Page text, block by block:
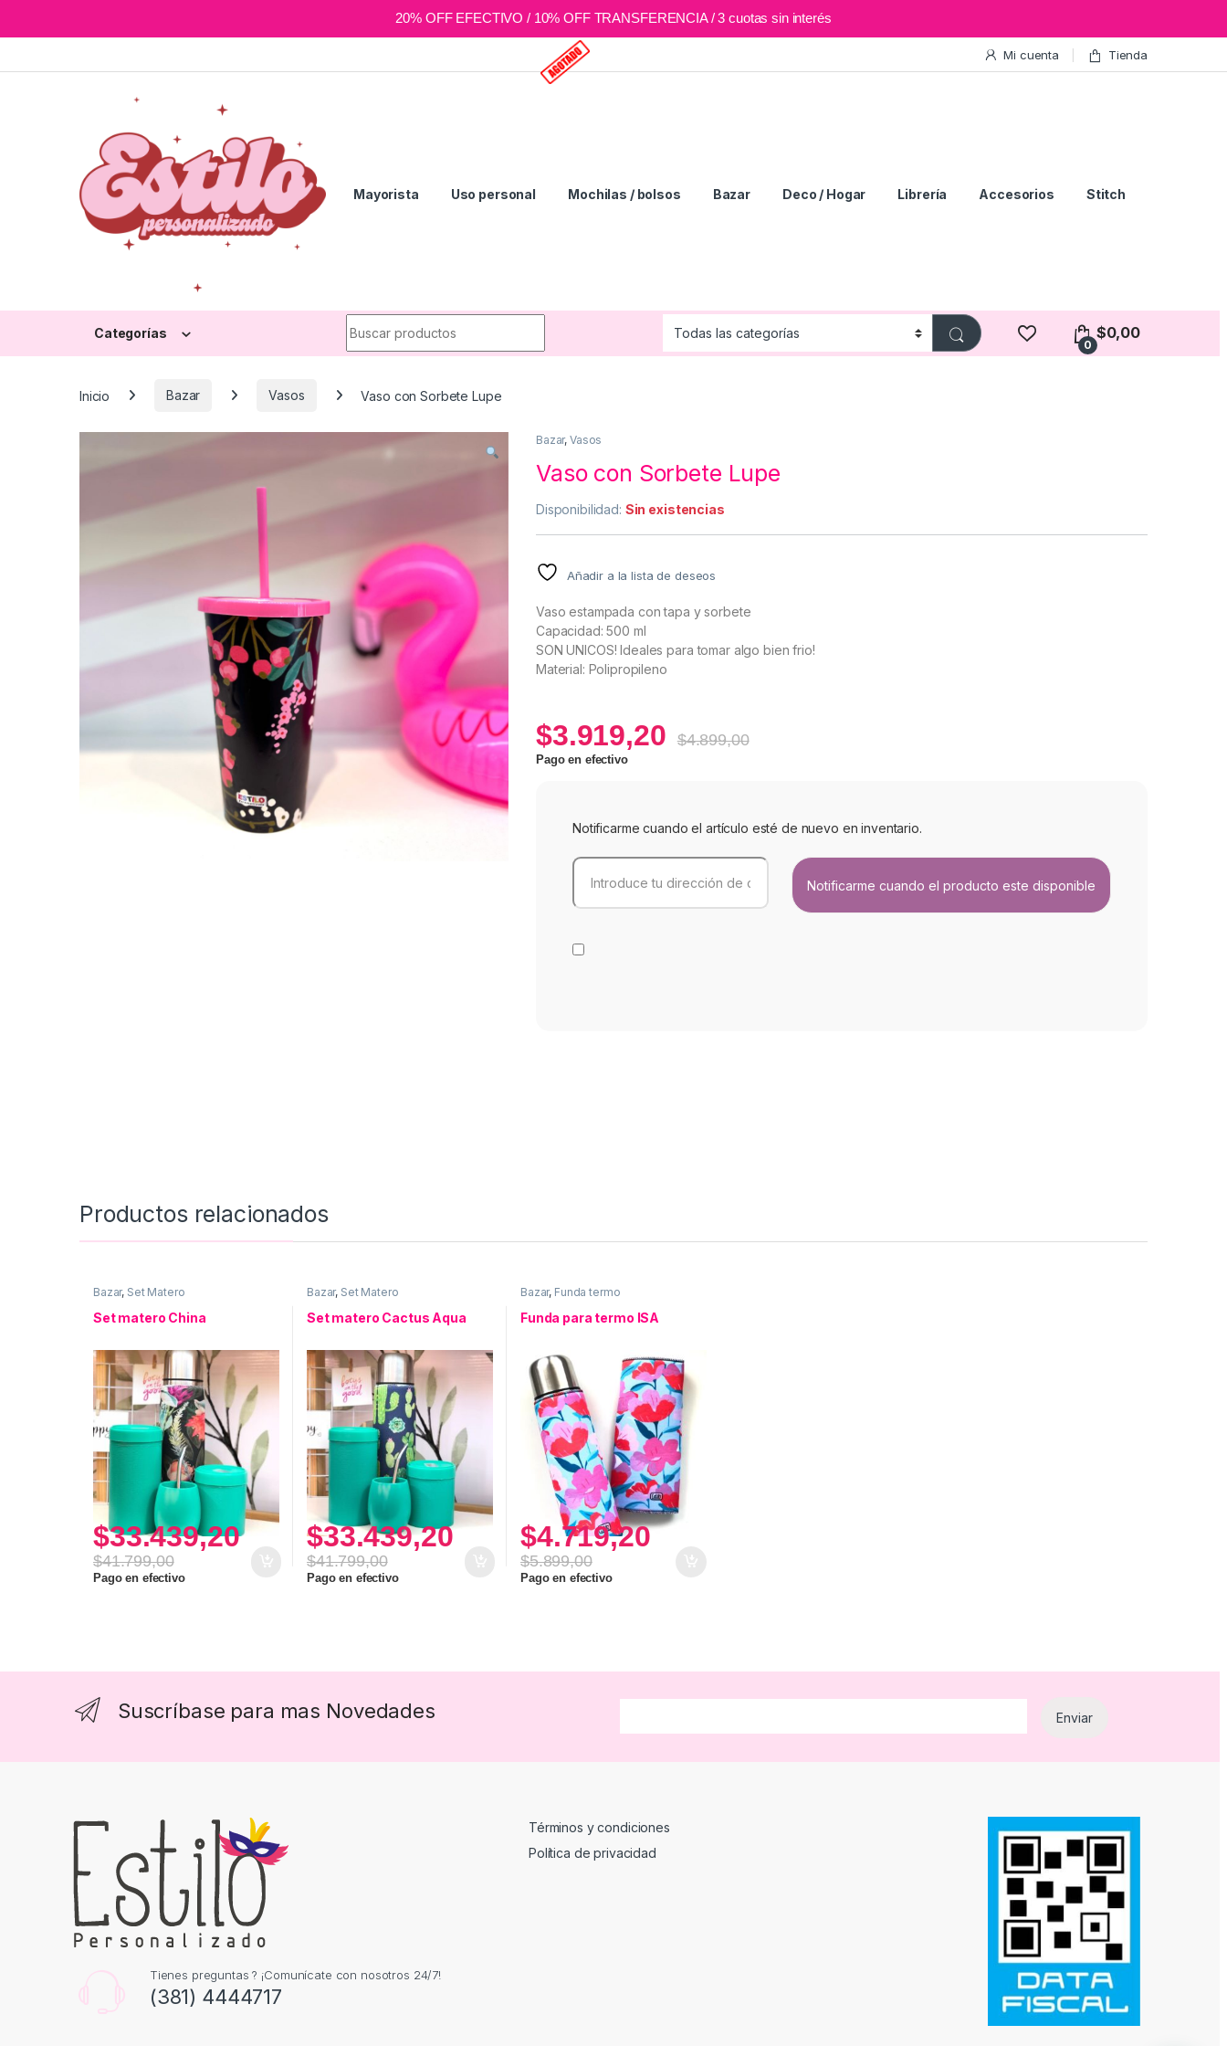
20% OFF EFECTIVO / 10% OFF TRANSFERENCIA / 3 cuotas sin interés
Mi cuenta Tienda
Mayorista Uso personal Mochilas / bolsos Bazar Deco / Hogar Librería Accesorios Stitch
Categorías
0
$0,00
Inicio Bazar Vasos Vaso con Sorbete Lupe
Bazar,Vasos
Vaso con Sorbete Lupe
Disponibilidad: Sin existencias
Añadir a la lista de deseos
Vaso estampada con tapa y sorbete
Capacidad: 500 ml
SON UNICOS! Ideales para tomar algo bien frio!
Material: Polipropileno
$3.919,20 $4.899,00
Pago en efectivo
Notificarme cuando el artículo esté de nuevo en inventario.
Productos relacionados
Bazar, Set Matero
Set matero China
$33.439,20
$41.799,00
Pago en efectivo
Bazar, Set Matero
Set matero Cactus Aqua
$33.439,20
$41.799,00
Pago en efectivo
Bazar, Funda termo
Funda para termo ISA
$4.719,20
$5.899,00
Pago en efectivo
Suscríbase para mas Novedades
Tienes preguntas ? ¡Comunícate con nosotros 24/7!
(381) 4444717
Términos y condiciones
Política de privacidad